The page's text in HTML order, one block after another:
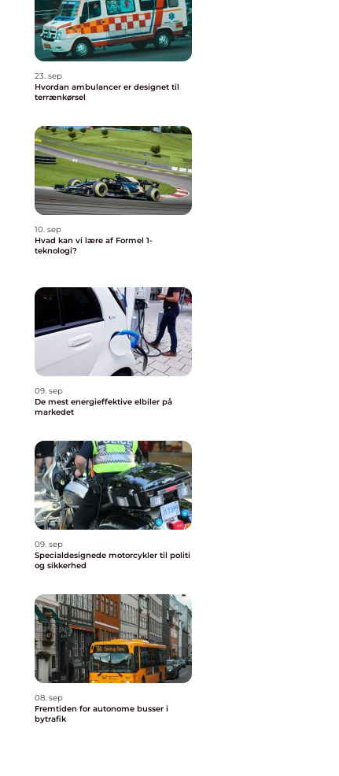
23. sep
Hvordan ambulancer er designet til
terrænkørsel
10. sep
Hvad kan vi lære af Formel 1-
teknologi?
09. sep
De mest energieffektive elbiler på
markedet
09. sep
Specialdesignede motorcykler til politi
og sikkerhed
08. sep
Fremtiden for autonome busser i
bytrafik